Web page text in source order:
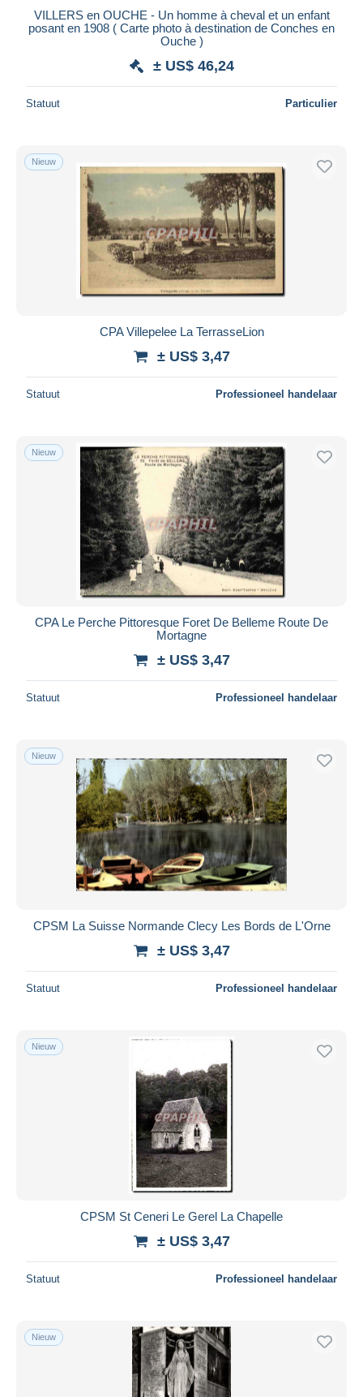
VILLERS en OUCHE - Un homme à cheval et un enfant
posant en 1908 ( Carte photo à destination de Conches en
Ouche )
± US$ 46,24
Statuut Particulier
Nieuw
CPA Villepelee La TerrasseLion
± US$ 3,47
Statuut Professioneel handelaar
Nieuw
CPA Le Perche Pittoresque Foret De Belleme Route De
Mortagne
± US$ 3,47
Statuut Professioneel handelaar
Nieuw
CPSM La Suisse Normande Clecy Les Bords de L'Orne
± US$ 3,47
Statuut Professioneel handelaar
Nieuw
CPSM St Ceneri Le Gerel La Chapelle
± US$ 3,47
Statuut Professioneel handelaar
Nieuw